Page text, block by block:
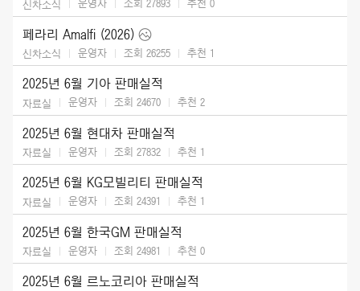
신차소식 운영자 조회 27893 추천 0
페라리 Amalfi (2026)
신차소식 운영자 조회 26255 추천 1
2025년 6월 기아 판매실적
자료실 운영자 조회 24670 추천 2
2025년 6월 현대차 판매실적
자료실 운영자 조회 27832 추천 1
2025년 6월 KG모빌리티 판매실적
자료실 운영자 조회 24391 추천 1
2025년 6월 한국GM 판매실적
자료실 운영자 조회 24981 추천 0
2025년 6월 르노코리아 판매실적